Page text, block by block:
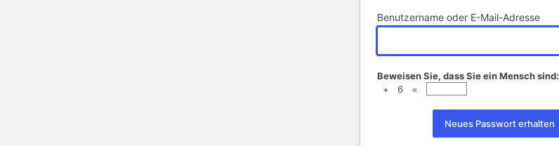
Benutzername oder E-Mail-Adresse
Beweisen Sie, dass Sie ein Mensch sind:
+ 6 =